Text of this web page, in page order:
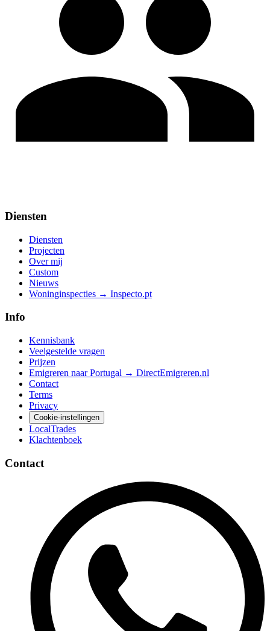
Diensten
Diensten
Projecten
Over mij
Custom
Nieuws
Woninginspecties → Inspecto.pt
Info
Kennisbank
Veelgestelde vragen
Prijzen
Emigreren naar Portugal → DirectEmigreren.nl
Contact
Terms
Privacy
Cookie-instellingen
LocalTrades
Klachtenboek
Contact